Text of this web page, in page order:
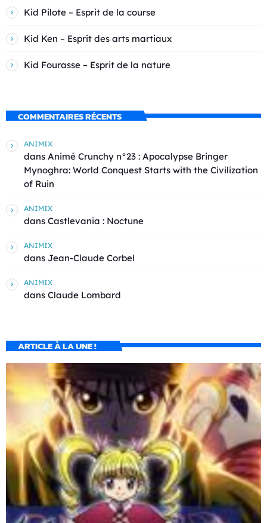
Kid Pilote – Esprit de la course
Kid Ken – Esprit des arts martiaux
Kid Fourasse – Esprit de la nature
COMMENTAIRES RÉCENTS
ANIMIX
dans Animé Crunchy n°23 : Apocalypse Bringer
Mynoghra: World Conquest Starts with the Civilization
of Ruin
ANIMIX
dans Castlevania : Noctune
ANIMIX
dans Jean-Claude Corbel
ANIMIX
dans Claude Lombard
ARTICLE À LA UNE !